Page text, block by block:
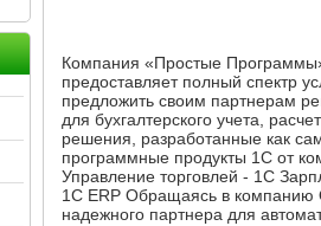
Компания «Простые
предоставляет полный спектр
предложить своим партнерам
для бухгалтерского учета,
решения, разработанные как
программные продукты 1С от
Управление торговлей - 1С
1С ERP Обращаясь в
надежного партнера для